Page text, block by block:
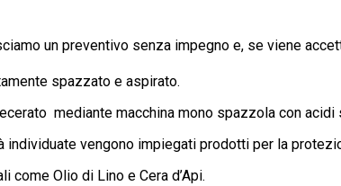
un preventivo senza impegno e, se viene
spazzato e aspirato.
mediante macchina mono spazzola con acidi
individuate vengono impiegati prodotti per la
come Olio di Lino e Cera d’Api.